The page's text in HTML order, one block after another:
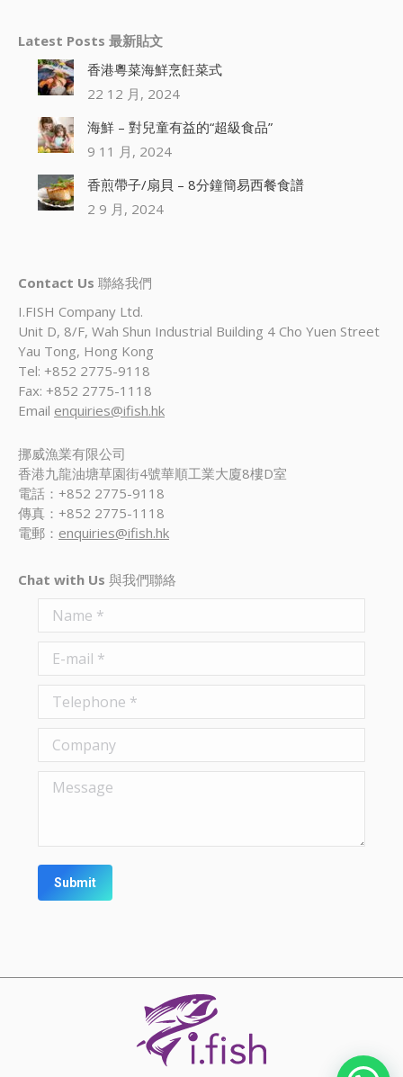
Latest Posts 最新貼文
香港粵菜海鮮烹飪菜式
22 12 月, 2024
海鮮 – 對兒童有益的“超級食品”
9 11 月, 2024
香煎帶子/扇貝 – 8分鐘簡易西餐食譜
2 9 月, 2024
Contact Us 聯絡我們
I.FISH Company Ltd.
Unit D, 8/F, Wah Shun Industrial Building 4 Cho Yuen Street
Yau Tong, Hong Kong
Tel: +852 2775-9118
Fax: +852 2775-1118
Email enquiries@ifish.hk
挪威漁業有限公司
香港九龍油塘草園街4號華順工業大廈8樓D室
電話：+852 2775-9118
傳真：+852 2775-1118
電郵： enquiries@ifish.hk
Chat with Us 與我們聯絡
Name *
E-mail *
Telephone *
Company
Message
Submit